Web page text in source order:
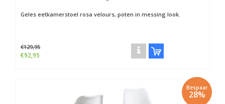
Geles eetkamerstoel rosa velours, poten in messing look.
€129,95
€92,95
Bespaar
28%